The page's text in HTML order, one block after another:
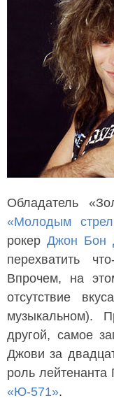
Обладатель
«Молодым
рокер Джон Бон
перехватить
Впрочем, на
отсутствие
музыкальном).
другой, самое
Джови за
роль
«Ю-571».